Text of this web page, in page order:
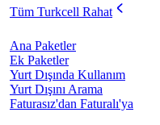
Tüm Turkcell Rahat
Ana Paketler
Ek Paketler
Yurt Dışında Kullanım
Yurt Dışını Arama
Faturasız'dan Faturalı'ya